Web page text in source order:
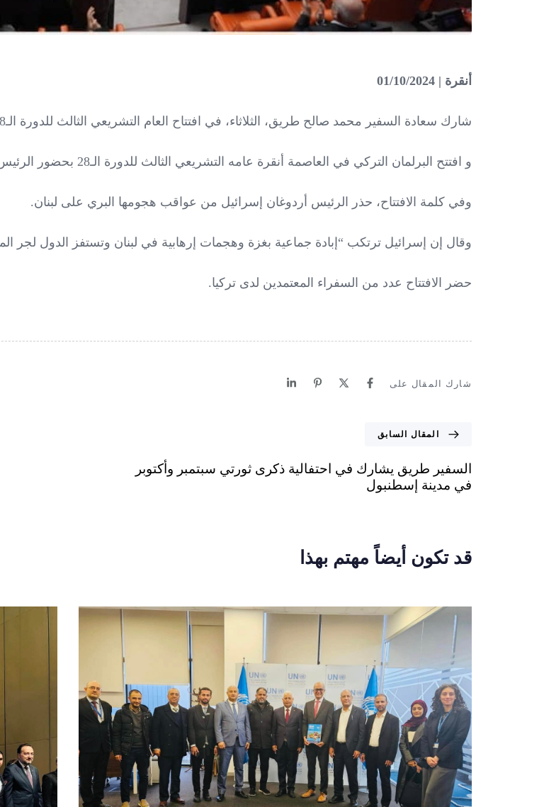
أنقرة | 01/10/2024
شارك سعادة السفير محمد صالح طريق، الثلاثاء، في افتتاح العام التشريعي الثالث للدورة الـ28 للبرلمان التركي.
و افتتح البرلمان التركي في العاصمة أنقرة عامه التشريعي الثالث للدورة الـ28 بحضور الرئيس رجب طيب أردوغان.
وفي كلمة الافتتاح، حذر الرئيس أردوغان إسرائيل من عواقب هجومها البري على لبنان.
وقال إن إسرائيل ترتكب “إبادة جماعية بغزة وهجمات إرهابية في لبنان وتستفز الدول لجر
حضر الافتتاح عدد من السفراء المعتمدين لدى تركيا.
شارك المقال على
المقال السابق
السفير طريق يشارك في احتفالية ذكرى ثورتي سبتمبر وأكتوبر
في مدينة إسطنبول